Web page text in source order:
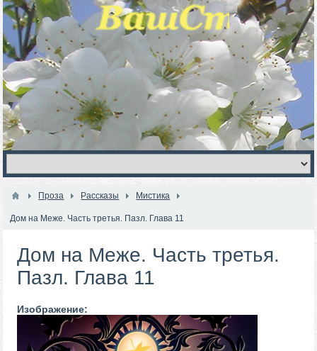
Проза Рассказы Мистика
Дом на Меже. Часть третья. Пазл. Глава 11
Дом на Меже. Часть третья.
Пазл. Глава 11
Изображение: